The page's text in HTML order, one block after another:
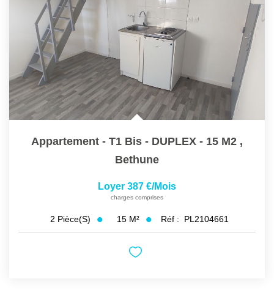
Appartement - T1 Bis - DUPLEX - 15 M2 ,
Bethune
Loyer 387 €/mois
charges comprises
2 Pièce(s) 15 M² Réf : PL2104661